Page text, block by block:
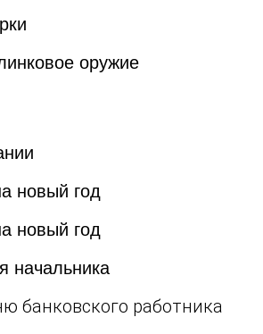
оружие
новый год
новый год
начальника
банковского работника